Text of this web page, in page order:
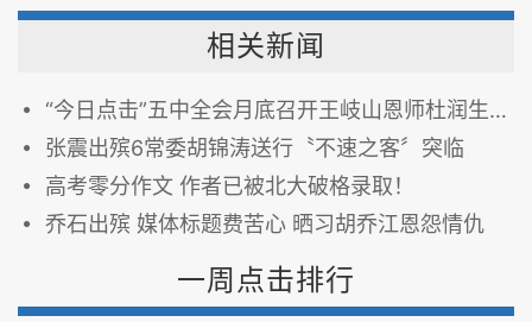
相关新闻
“今日点击”五中全会月底召开王岐山恩师杜润生病逝
张震出殡6常委胡锦涛送行〝不速之客〞突临
高考零分作文 作者已被北大破格录取！
乔石出殡 媒体标题费苦心 晒习胡乔江恩怨情仇
一周点击排行